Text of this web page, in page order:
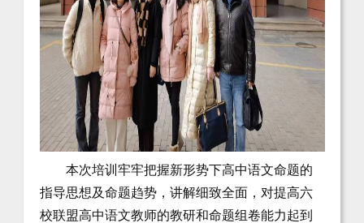
本次培训牢牢把握新形势下高中语文命题的
指导思想及命题趋势，讲解细致全面，对提高六
校联盟高中语文教师的教研和命题组卷能力起到